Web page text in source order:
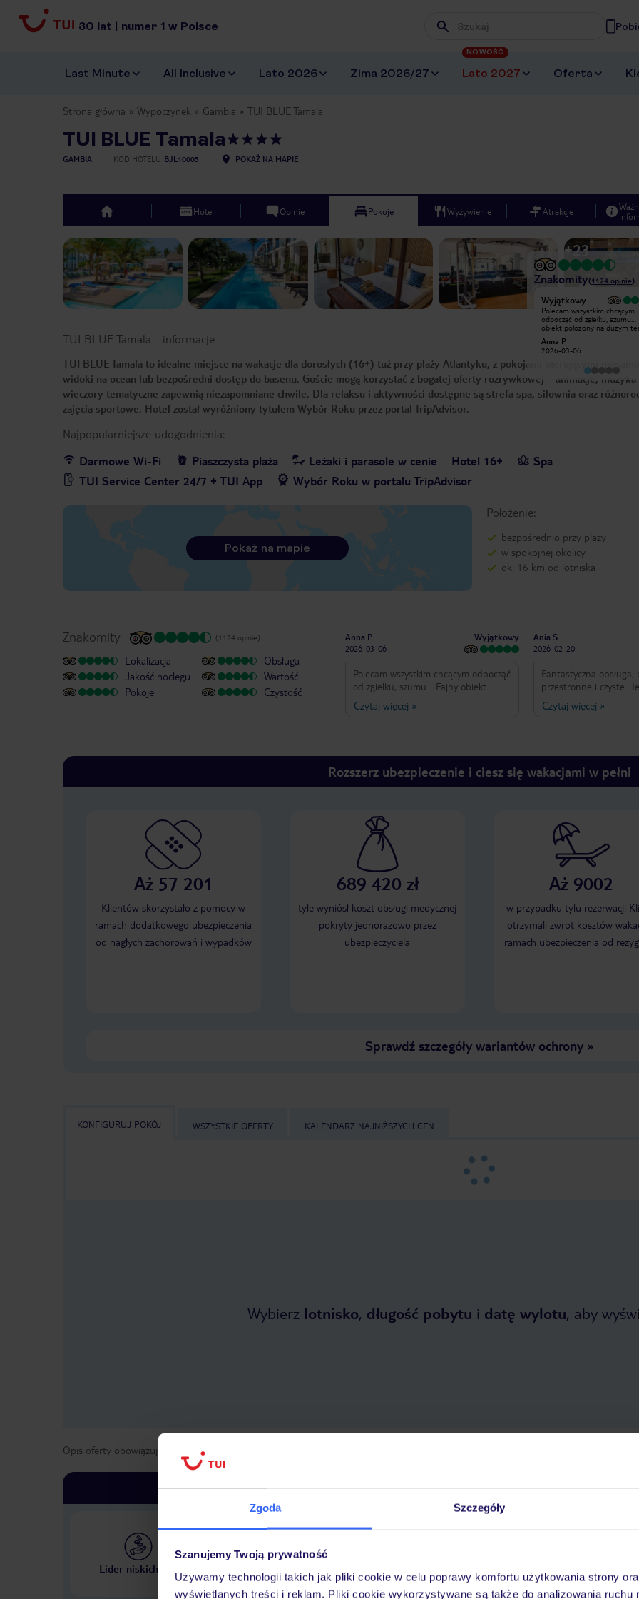
Zgoda Szczegóły
Szanujemy Twoją prywatność
Używamy technologii takich jak pliki cookie w celu poprawy komfortu użytkowania strony
wyświetlanych treści i reklam. Pliki cookie wykorzystywane są także do analizowania ruchu
30 lat | numer 1 w Polsce Wpisz frazę, której szukasz
Last Minute All Inclusive Lato 2026 Zima 2026/27 Lato 2027
NOWOŚĆ
Oferta
Strona główna Wypoczynek Gambia TUI BLUE Tamala
TUI BLUE Tamala
GAMBIA KOD HOTELU BJL10005 POKAŻ NA MAPIE
top Hotel Opinie Pokoje Wyżywienie Atrakcje
Previous slide +23
Znakomity(1124 opinie)
Wyjątkowy
Bardzo dobry Hotel. Miła obsługa,
Wyjątkowy
Polecam wszystkim chcącym
odpocząć od zgiełku, szumu…
obiekt położony na dużym
żywa muzyka do kolacji, fajne
wieczory przy basenie z
chłopaków szukajcie Michała-
się organizacją czasu w hotelu.
Anna P
2026-03-06
TUI BLUE Tamala - informacje
TUI BLUE Tamala to idealne miejsce na wakacje dla dorosłych (16+) tuż przy plaży Atlantyku, z pokojami oferującymi
widoki na ocean lub bezpośredni dostęp do basenu. Goście mogą korzystać z bogatej oferty rozrywkowej – animacje, muzyka
wieczory tematyczne zapewnią niezapomniane chwile. Dla relaksu i aktywności dostępne są strefa spa, siłownia oraz
zajęcia sportowe. Hotel został wyróżniony tytułem Wybór Roku przez portal TripAdvisor.
Najpopularniejsze udogodnienia:
Darmowe Wi-Fi
Piaszczysta plaża Leżaki i parasole w cenie Hotel 16+
Spa
TUI Service Center 24/7 + TUI App
Wybór Roku w portalu TripAdvisor
Położenie:
bezpośrednio przy plaży
w spokojnej okolicy
ok. 16 km od lotniska
Pokaż na mapie
Znakomity (1124 opinie)
Lokalizacja
Jakość noclegu
Pokoje
Obsługa
Wartość
Czystość
Anna P
2026-03-06
Wyjątkowy
Polecam wszystkim chcącym odpocząć
od zgiełku, szumu… Fajny obiekt
położony na dużym terenie, jedzenie
wspaniałe, ludzie przemili, żywa
organizacją czasu w hotelu.
Czytaj więcej »
Ania S
2026-02-20
Fantastyczna obsługa,
przestronne i czyste.
każdy znajdzie coś dla
Czytaj więcej »
Rozszerz ubezpieczenie i ciesz się wakacjami w pełni
Aż 57 201
Klientów skorzystało z pomocy w
ramach dodatkowego ubezpieczenia
od nagłych zachorowań i wypadków
689 420 zł
tyle wyniósł koszt obsługi medycznej
pokryty jednorazowo przez
ubezpieczyciela
Aż 9002
w przypadku tylu rezerwacji
otrzymali zwrot kosztów
ramach ubezpieczenia od
Sprawdź szczegóły wariantów ochrony»
KONFIGURUJ POKÓJ WSZYSTKIE OFERTY KALENDARZ NAJNIŻSZYCH CEN
Wybierz lotnisko, długość pobytu i datę wylotu, aby
Opis oferty obowiązuje dla wyjazdów w terminie
Dlaczego warto wybrać TUI?
Lider niskich cen
Największe biuro podróży
w Polsce
wakacjach 24/7